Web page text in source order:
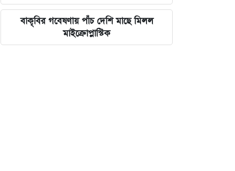
বাকৃবির গবেষণায় পাঁচ দেশি মাছে মিলল
মাইক্রোপ্লাস্টিক